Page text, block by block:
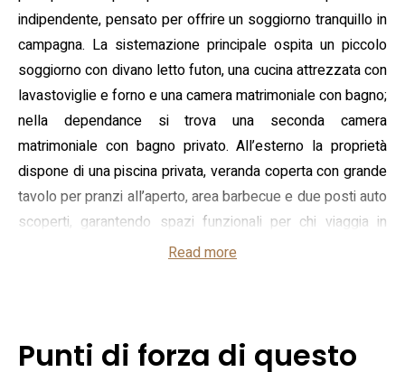
indipendente, pensato per offrire un soggiorno tranquillo in
campagna. La sistemazione principale ospita un piccolo
soggiorno con divano letto futon, una cucina attrezzata con
lavastoviglie e forno e una camera matrimoniale con bagno;
nella dependance si trova una seconda camera
matrimoniale con bagno privato. All’esterno la proprietà
dispone di una piscina privata, veranda coperta con grande
tavolo per pranzi all’aperto, area barbecue e due posti auto
scoperti, garantendo spazi funzionali per chi viaggia in
gruppo o con la famiglia.
organizzata per ospitare fino a sei persone, con possibilità
Read more
Punti di forza di questo